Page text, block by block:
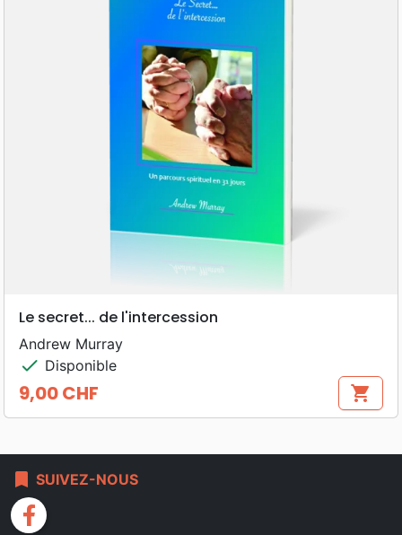
Le secret... de l'intercession
Andrew Murray
check Disponible
Prix
9,00 CHF shopping_cart
bookmark SUIVEZ-NOUS
facebook